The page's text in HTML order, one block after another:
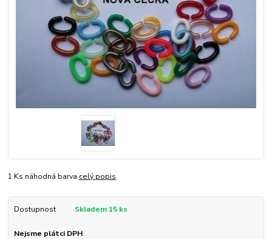
1 Ks náhodná barva celý popis
Dostupnost Skladem 15 ks
Nejsme plátci DPH